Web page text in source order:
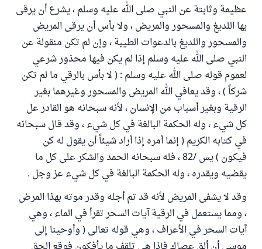
عظيمة وثابتة عن النبي صلى الله عليه وسلم ، يشرع أن يرقى
بها اللديغ والمسحور والمريض ، ولا بأس أن يرقى المريض
والمسحور واللديغ بالدعوات الطيبة ، وإن لم تكن منقولة عن
النبي صلى الله عليه وسلم إذا لم يكن فيها محذور شرعي
لعموم قوله صلى الله عليه وسلم : ( لا بأس بالرقي ما لم تكن
شركاً ) ، وقد يعافي الله المريض والمسحور وغيرهما بغير
الرقية وبغير أسباب من الإنسان ، لأنه سبحانه هو القادر عل
كل شيء ، وله الحكمة البالغة في كل شيء ، وقد قال سبحانه
في كتابه الكريم ( إنما أمره إذا أراد شيئاً أن يقول له كن
فيكون ) يس /82 ، فله سبحانه الحمد والشكر على كل ما
يقضيه ويقدره ، وله الحكمة البالغة في كل شيء عز وجل .
وقد لا يشفى المريض لأنه قد تم أجله وقدر موته بهذا المرض
، ومما يستعمل في الرقية آيات السحر تقرأ في الماء ، وهي
آيات السحر في الأعراف ، وهي قوله تعالى ( وأوحينا إلى